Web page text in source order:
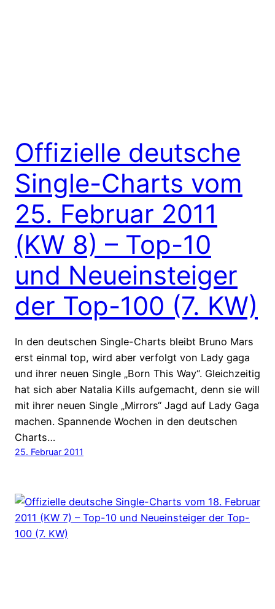
Offizielle deutsche
Single-Charts vom
25. Februar 2011
(KW 8) – Top-10
und Neueinsteiger
der Top-100 (7. KW)
In den deutschen Single-Charts bleibt Bruno Mars
erst einmal top, wird aber verfolgt von Lady gaga
und ihrer neuen Single „Born This Way“. Gleichzeitig
hat sich aber Natalia Kills aufgemacht, denn sie will
mit ihrer neuen Single „Mirrors“ Jagd auf Lady Gaga
machen. Spannende Wochen in den deutschen
Charts…
25. Februar 2011